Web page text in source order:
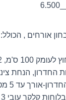
אורחים , הכולל:
אורך עד 5 מטר-